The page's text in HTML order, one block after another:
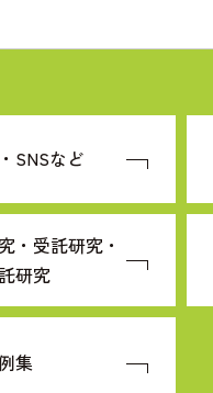
SNSなど
・受託研究・
研究
集